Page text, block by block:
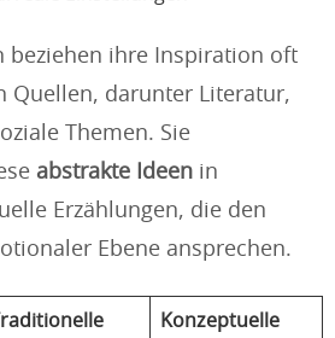
beziehen ihre Inspiration oft
Quellen, darunter Literatur,
Themen. Sie
abstrakte Ideen in
Erzählungen, die den
Ebene ansprechen.
Traditionelle
Konzeptuelle